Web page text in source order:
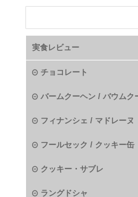
実食レビュー
チョコレート
バームクーヘン / バウムク
フィナンシェ / マドレーヌ
フールセック / クッキー缶
クッキー・サブレ
ラングドシャ